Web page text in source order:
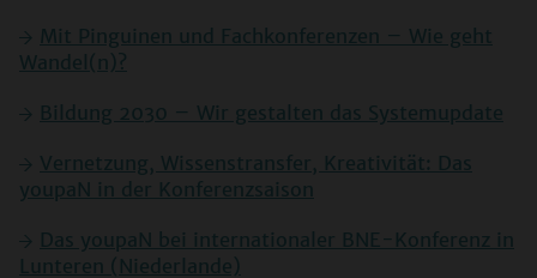
Mit Pinguinen und Fachkonferenzen – Wie geht
Wandel(n)?
Bildung 2030 – Wir gestalten das Systemupdate
Vernetzung, Wissenstransfer, Kreativität: Das
youpaN in der Konferenzsaison
Das youpaN bei internationaler BNE-Konferenz in
Lunteren (Niederlande)